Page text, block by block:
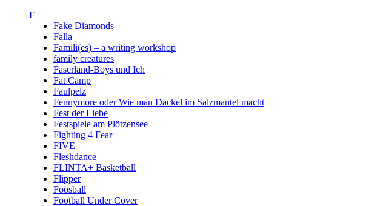
F
Fake Diamonds
Falla
Famili(es) – a writing workshop
family creatures
Faserland-Boys und Ich
Fat Camp
Faulpelz
Fennymore oder Wie man Dackel im Salzmantel macht
Fest der Liebe
Festspiele am Plötzensee
Fighting 4 Fear
FIVE
Fleshdance
FLINTA+ Basketball
Flipper
Foosball
Football Under Cover